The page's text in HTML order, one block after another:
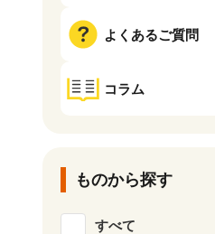
よくあるご質問
コラム
ものから探す
すべて